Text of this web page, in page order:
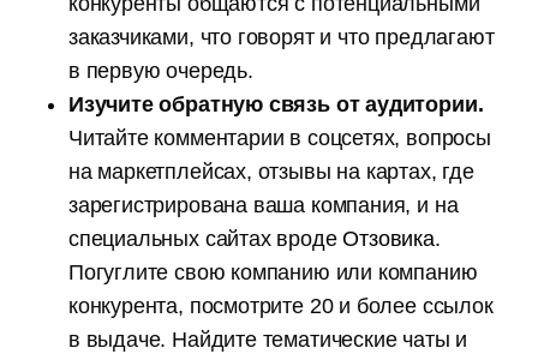
заказчиками, что говорят и что предлагают
в первую очередь.
Изучите обратную связь от аудитории.
Читайте комментарии в соцсетях, вопросы
на маркетплейсах, отзывы на картах, где
зарегистрирована ваша компания, и на
специальных сайтах вродеОтзовика.
Погуглите свою компанию или компанию
конкурента, посмотрите 20 и более ссылок
в выдаче. Найдите тематические чаты и